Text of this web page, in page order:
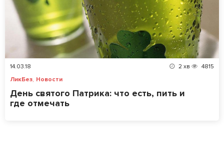
14.03.18 2 хв
4815
ЛикБез, Новости
День святого Патрика: что есть, пить и
где отмечать